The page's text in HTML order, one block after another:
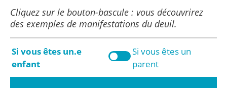
Cliquez sur le bouton-bascule : vous découvrirez
des exemples de manifestations du deuil.
Si vous êtes un.e
enfant
Si vous êtes un
parent